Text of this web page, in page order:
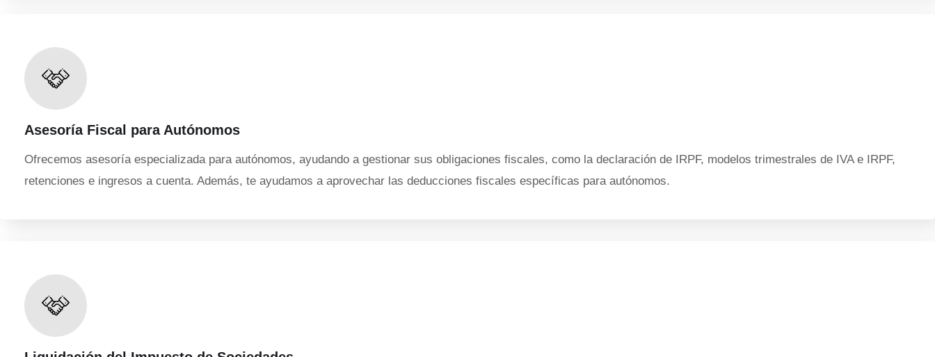
Asesoría Fiscal para Autónomos
Ofrecemos asesoría especializada para autónomos, ayudando a gestionar sus obligaciones fiscales, como la declaración de IRPF, modelos trimestrales de IVA e IRPF,
retenciones e ingresos a cuenta. Además, te ayudamos a aprovechar las deducciones fiscales específicas para autónomos.